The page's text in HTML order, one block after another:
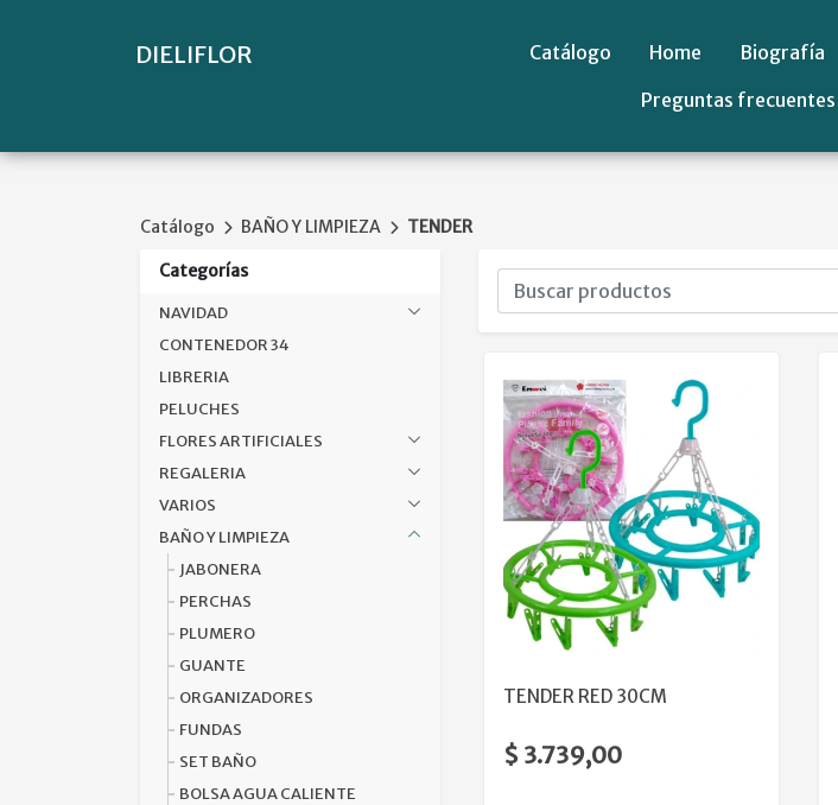
DIELIFLOR Catálogo Home Biografía
Preguntas frecuentes
Catálogo BAÑO Y LIMPIEZA TENDER
Categorías
NAVIDAD
CONTENEDOR 34
LIBRERIA
PELUCHES
FLORES ARTIFICIALES
REGALERIA
VARIOS
BAÑO Y LIMPIEZA
JABONERA
PERCHAS
PLUMERO
GUANTE
ORGANIZADORES
FUNDAS
SET BAÑO
BOLSA AGUA CALIENTE
TENDER RED 30CM
$ 3.739,00
VER DETALLE